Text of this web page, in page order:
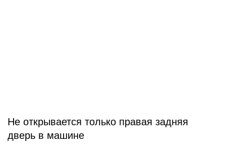
Не открывается только правая задняя
дверь в машине